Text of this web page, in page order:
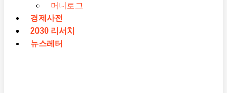
머니로그
경제사전
2030 리서치
뉴스레터